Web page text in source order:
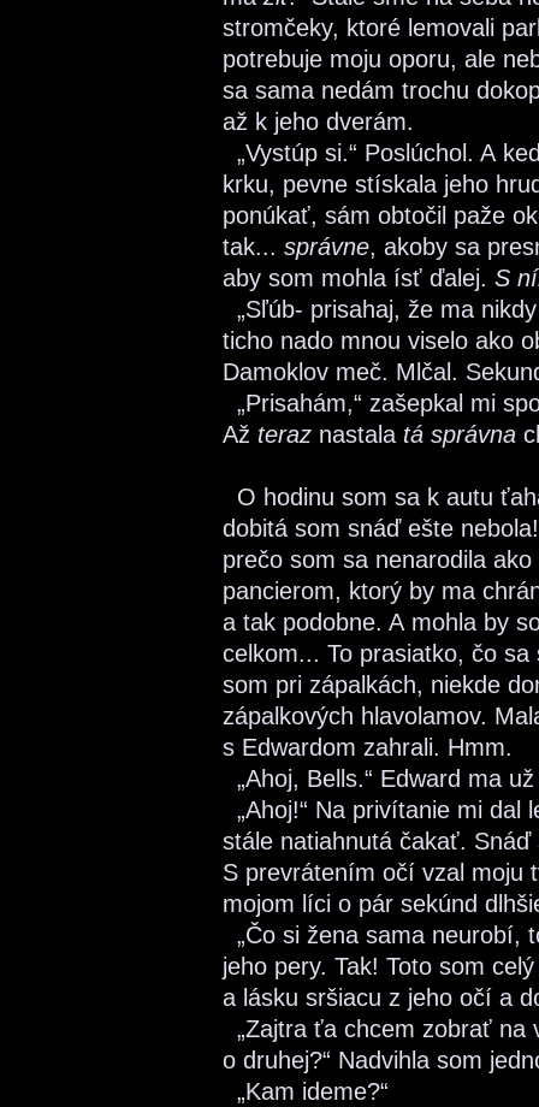
stromčeky, ktoré lemovali
potrebuje moju oporu, ale
sa sama nedám trochu
až k jeho dverám.
„Vystúp si.“ Poslúchol. A
krku, pevne stískala jeho
ponúkať, sám obtočil paže
tak... správne, akoby sa
aby som mohla ísť ďalej. S
„Sľúb- prisahaj, že ma
ticho nado mnou viselo ako
Damoklov meč. Mlčal.
„Prisahám,“ zašepkal mi
Až teraz nastala tá správna
O hodinu som sa k autu
dobitá som snáď ešte
prečo som sa nenarodila
pancierom, ktorý by ma
a tak podobne. A mohla by
celkom... To prasiatko, čo
som pri zápalkách, niekde
zápalkových hlavolamov.
s Edwardom zahrali. Hmm.
„Ahoj, Bells.“ Edward ma
„Ahoj!“ Na privítanie mi dal
stále natiahnutá čakať.
S prevrátením očí vzal moju
mojom líci o pár sekúnd
„Čo si žena sama neurobí,
jeho pery. Tak! Toto som
a lásku sršiacu z jeho očí a
„Zajtra ťa chcem zobrať
o druhej?“ Nadvihla som
„Kam ideme?“